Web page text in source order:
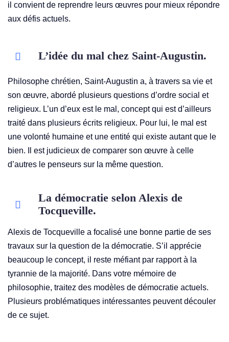
il convient de reprendre leurs œuvres pour mieux répondre
aux défis actuels.
L’idée du mal chez Saint-Augustin.
Philosophe chrétien, Saint-Augustin a, à travers sa vie et
son œuvre, abordé plusieurs questions d’ordre social et
religieux. L’un d’eux est le mal, concept qui est d’ailleurs
traité dans plusieurs écrits religieux. Pour lui, le mal est
une volonté humaine et une entité qui existe autant que le
bien. Il est judicieux de comparer son œuvre à celle
d’autres le penseurs sur la même question.
La démocratie selon Alexis de
Tocqueville.
Alexis de Tocqueville a focalisé une bonne partie de ses
travaux sur la question de la démocratie. S’il apprécie
beaucoup le concept, il reste méfiant par rapport à la
tyrannie de la majorité. Dans votre mémoire de
philosophie, traitez des modèles de démocratie actuels.
Plusieurs problématiques intéressantes peuvent découler
de ce sujet.